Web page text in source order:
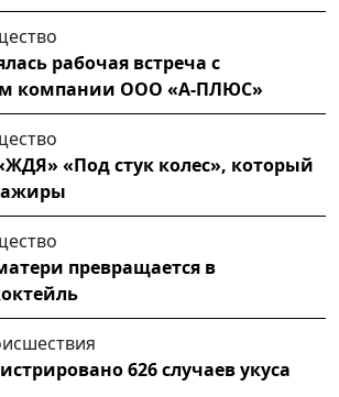
рабочая встреча с
компании ООО «А-ПЛЮС»
«Под стук колес», который
превращается в
626 случаев укуса